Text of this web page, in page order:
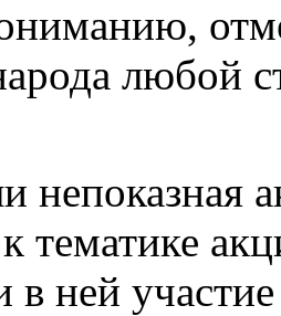
любой
непоказная
тематике
ней